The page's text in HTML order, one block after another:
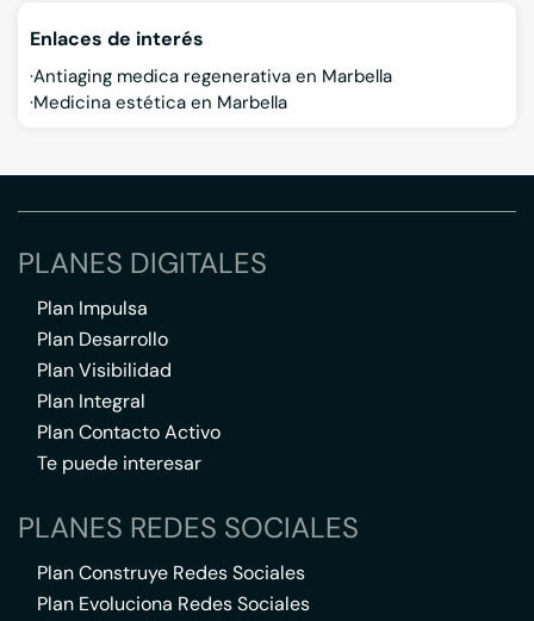
Enlaces de interés
Antiaging medica regenerativa en Marbella
Medicina estética en Marbella
PLANES DIGITALES
Plan Impulsa
Plan Desarrollo
Plan Visibilidad
Plan Integral
Plan Contacto Activo
Te puede interesar
PLANES REDES SOCIALES
Plan Construye Redes Sociales
Plan Evoluciona Redes Sociales